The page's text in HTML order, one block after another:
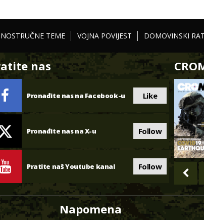
TEME VOJNA POVIJEST DOMOVINSKI RAT
nas
Pronađite nas na Facebook-u Like
Pronađite nas na X-u Follow
Pratite naš Youtube kanal Follow
Napomena